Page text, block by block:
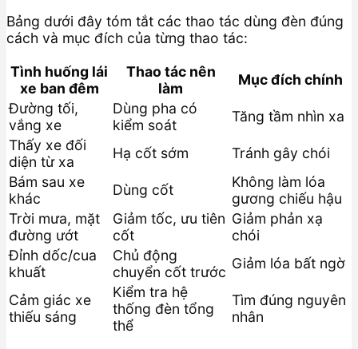
Bảng dưới đây tóm tắt các thao tác dùng đèn đúng
cách và mục đích của từng thao tác:
Tình huống lái
xe ban đêm
Thao tác nên
làm
Mục đích chính
Đường tối,
vắng xe
Dùng pha có
kiểm soát
Tăng tầm nhìn xa
Thấy xe đối
diện từ xa
Hạ cốt sớm
Tránh gây chói
Bám sau xe
khác
Dùng cốt
Không làm lóa
gương chiếu hậu
Trời mưa, mặt
đường ướt
Giảm tốc, ưu tiên
cốt
Giảm phản xạ
chói
Đỉnh dốc/cua
khuất
Chủ động
chuyển cốt trước
Giảm lóa bất ngờ
Cảm giác xe
thiếu sáng
Kiểm tra hệ
thống đèn tổng
thể
Tìm đúng nguyên
nhân